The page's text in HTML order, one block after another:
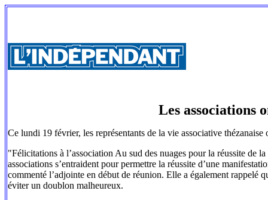
Les associations
Ce lundi 19 février, les représentants de la vie associative
"Félicitations à l’association Au sud des nuages pour la réussite de
associations s’entraident pour permettre la réussite d’une
commenté l’adjointe en début de réunion. Elle a également rappelé
éviter un doublon malheureux.